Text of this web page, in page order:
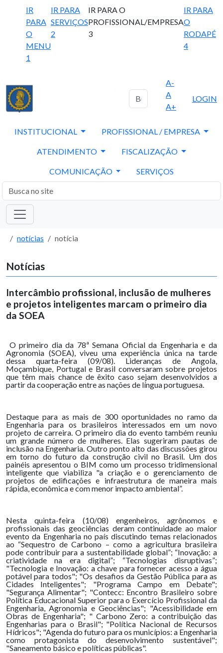
IR
PARA
O
MENU
1
IR PARA
SERVIÇOS
2
IR PARA O
PROFISSIONAL/EMPRESA
3
IR PARA
O
RODAPÉ
4
A-
A
A+
LOGIN
INSTITUCIONAL PROFISSIONAL / EMPRESA
ATENDIMENTO FISCALIZAÇÃO
COMUNICAÇÃO SERVIÇOS
notícias notícia
Notícias
Intercâmbio profissional, inclusão de mulheres
e projetos inteligentes marcam o primeiro dia
da SOEA
O primeiro dia da 78ª Semana Oficial da Engenharia e da
Agronomia (SOEA), viveu uma experiência única na tarde
dessa quarta-feira (09/08). Lideranças de Angola,
Moçambique, Portugal e Brasil conversaram sobre projetos
que têm mais chance de êxito caso sejam desenvolvidos a
partir da cooperação entre as nações de língua portuguesa.
Destaque para as mais de 300 oportunidades no ramo da
Engenharia para os brasileiros interessados em um novo
projeto de carreira. O primeiro dia do evento também reuniu
um grande número de mulheres. Elas sugeriram pautas de
inclusão na Engenharia. Outro ponto alto das discussões girou
em torno do futuro da construção civil no Brasil. Um dos
painéis apresentou o BIM como um processo tridimensional
inteligente que viabiliza "a criação e o gerenciamento de
projetos de edificações e infraestrutura de maneira mais
rápida, econômica e com menor impacto ambiental”.
Nesta quinta-feira (10/08) engenheiros, agrônomos e
profissionais das geociências deram continuidade ao maior
evento da Engenharia no país discutindo temas relacionados
ao “Sequestro de Carbono – como a agricultura brasileira
pode contribuir para a sustentabilidade global”; “Inovação: a
criatividade na era digital”; “Tecnologias disruptivas”;
"Tecnologia e Inovação: a chave para fornecer acesso a água
potável para todos"; "Os desafios da Gestão Pública para as
Cidades Inteligentes"; "Programa Campo em Debate";
"Segurança Alimentar"; "Contecc: Encontro Brasileiro sobre
Política Educacional Superior para o Exercício Profissional da
Engenharia, Agronomia e Geociências"; "Acessibilidade em
Obras de Engenharia"; " Carbono Zero: a contribuição das
Engenharias para o Brasil"; "Política Nacional de Recursos
Hídricos"; "Agenda do futuro para os municípios: a Engenharia
como protagonista do desenvolvimento sustentável";
"Saneamento básico e políticas públicas".